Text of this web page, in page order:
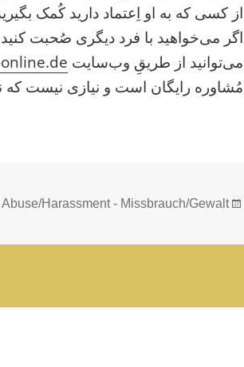
از کسی که به او اِعتماد دارید کُمک
اگر می‌خواهید با فرد دیگری صُحبت کنید
می‌توانید از طریقِ وب‌سایت
مُشاوره رایگان است و نیازی نیست که
Posted
Abuse/Harassment - Missbrauch/Gewalt